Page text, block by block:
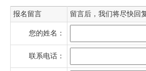
报名留言 留言后，我们将尽快回
您的姓名：
联系电话：